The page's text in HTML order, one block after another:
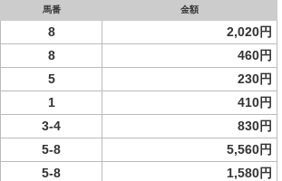
馬番 金額
8 2,020円
8
460円
5
230円
1
410円
3-4
830円
5-8 5,560円
5-8
1,580円